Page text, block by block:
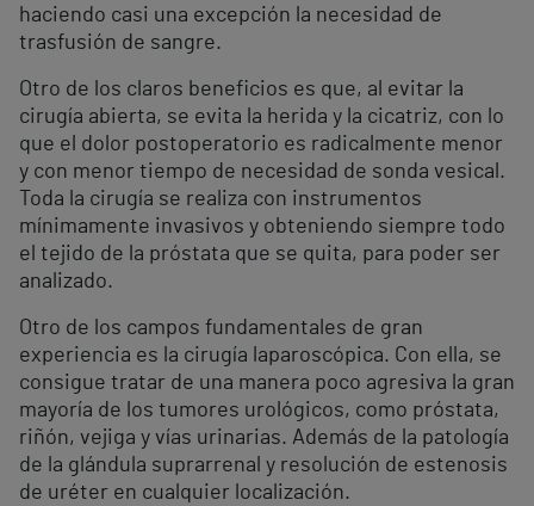
haciendo casi una excepción la necesidad de
trasfusión de sangre.
Otro de los claros beneficios es que, al evitar la
cirugía abierta, se evita la herida y la cicatriz, con lo
que el dolor postoperatorio es radicalmente menor
y con menor tiempo de necesidad de sonda vesical.
Toda la cirugía se realiza con instrumentos
mínimamente invasivos y obteniendo siempre todo
el tejido de la próstata que se quita, para poder ser
analizado.
Otro de los campos fundamentales de gran
experiencia es la cirugía laparoscópica. Con ella, se
consigue tratar de una manera poco agresiva la gran
mayoría de los tumores urológicos, como próstata,
riñón, vejiga y vías urinarias. Además de la patología
de la glándula suprarrenal y resolución de estenosis
de uréter en cualquier localización.